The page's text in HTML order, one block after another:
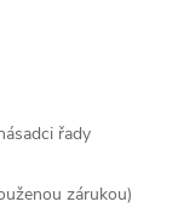
řady
zárukou)